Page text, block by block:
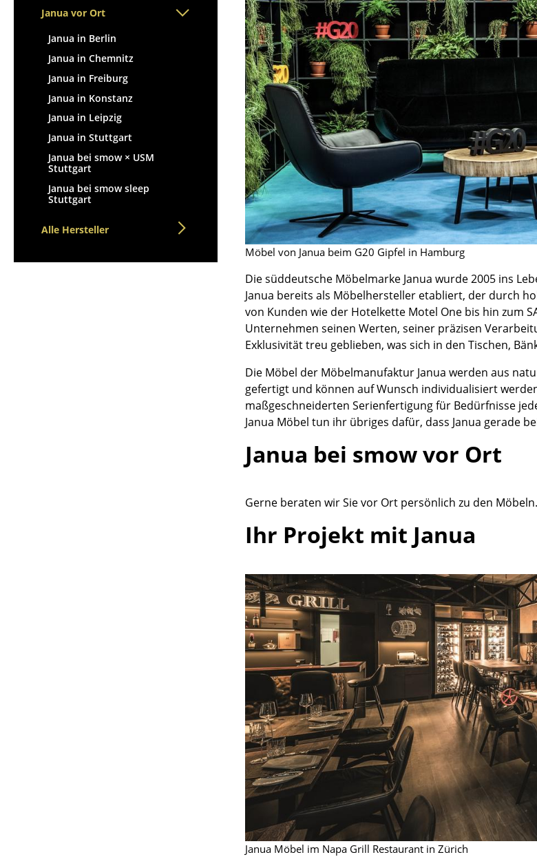
Hocker
Sitzsäcke
Gartenstühle
Kinderstühle
Schaukelstühle
Bürodrehstühle
Konferenzstühle
Bürosessel
Einzelteile
... alle Sitzmöbel
Barmöbel
Garderoben
Kleinaufbewahrung
Einzelteile
... alle Aufbewahrungsmöbel
USM Haller Konfigurator
Outdoor-
... alle
Zuhause
Wohnzimmer
Esszimmer
Schlafzimmer
Kinderzimmer
Arbeitszimmer
Badezimmer
Stauraum
Balkon & Garten
Hersteller
Fritz Hansen
HAY
Knoll International
Muuto
Nils Holger Moormann
Richard Lampert
Thonet
USM Haller
Vitra
... alle Hersteller A-Z
Charles &
Jean
Le
Ludwig
Marcel
Philippe
Verner
... alle
Janua vor Ort
Janua in Berlin
Janua in Chemnitz
Janua in Freiburg
Janua in Konstanz
Janua in Leipzig
Janua in Stuttgart
Janua bei smow × USM
Stuttgart
Janua bei smow sleep
Stuttgart
Alle Hersteller
Möbel von Janua beim G20 Gipfel in Hamburg
Die süddeutsche Möbelmarke Janua wurde 2005 ins
Janua bereits als Möbelhersteller etabliert, der durch
von Kunden wie der Hotelkette Motel One bis hin zum
Unternehmen seinen Werten, seiner präzisen
Exklusivität treu geblieben, was sich in den Tischen,
Die Möbel der Möbelmanufaktur Janua werden aus
gefertigt und können auf Wunsch individualisiert
maßgeschneiderten Serienfertigung für Bedürfnisse
Janua Möbel tun ihr übriges dafür, dass Janua gerade
Janua bei smow vor Ort
Gerne beraten wir Sie vor Ort persönlich zu den
Ihr Projekt mit Janua
Janua Möbel im Napa Grill Restaurant in Zürich